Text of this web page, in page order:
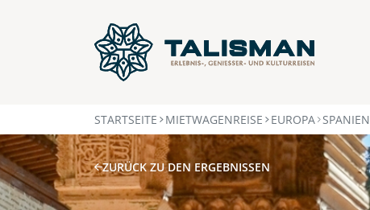
STARTSEITE MIETWAGENREISE EUROPA SPANIEN
ZURÜCK ZU DEN ERGEBNISSEN